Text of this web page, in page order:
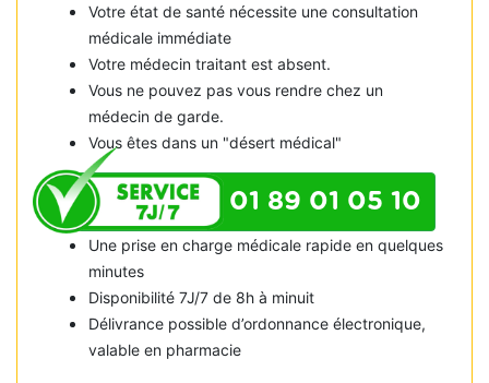
Votre état de santé nécessite une consultation
médicale immédiate
Votre médecin traitant est absent.
Vous ne pouvez pas vous rendre chez un
médecin de garde.
Vous êtes dans un "désert médical"
01 89 01 05 10
Une prise en charge médicale rapide en quelques
minutes
Disponibilité 7J/7 de 8h à minuit
Délivrance possible d’ordonnance électronique,
valable en pharmacie